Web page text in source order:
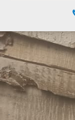
.
.
.
.
.